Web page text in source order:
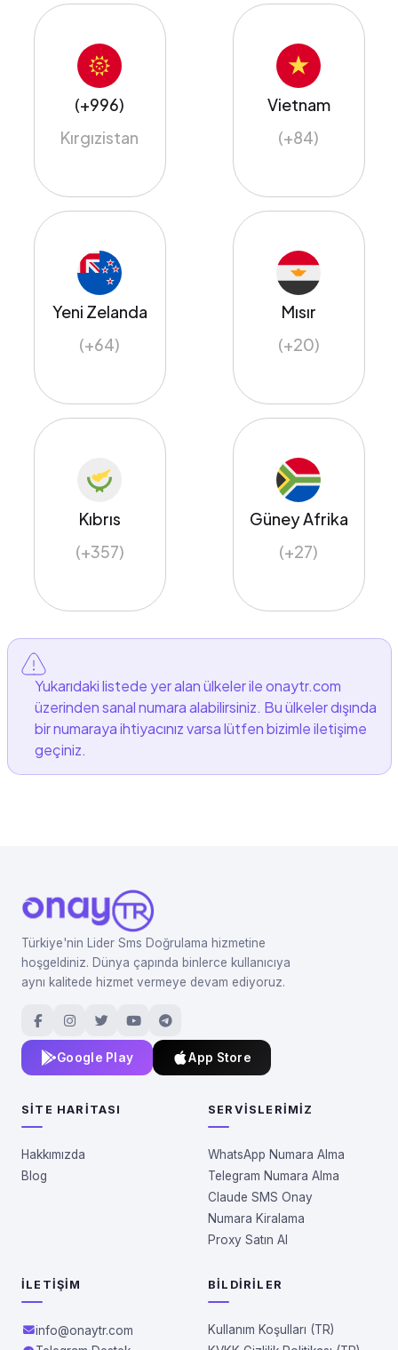
(+996)
Kırgızistan
Vietnam
(+84)
Yeni Zelanda
(+64)
Mısır
(+20)
Kıbrıs
(+357)
Güney Afrika
(+27)
Yukarıdaki listede yer alan ülkeler ile onaytr.com
üzerinden sanal numara alabilirsiniz. Bu ülkeler dışında
bir numaraya ihtiyacınız varsa lütfen bizimle iletişime
geçiniz.
Türkiye'nin Lider Sms Doğrulama hizmetine
hoşgeldiniz. Dünya çapında binlerce kullanıcıya
aynı kalitede hizmet vermeye devam ediyoruz.
Google Play App Store
SITE HARITASI
Hakkımızda
Blog
SERVISLERIMIZ
WhatsApp Numara Alma
Telegram Numara Alma
Claude SMS Onay
Numara Kiralama
Proxy Satın Al
İLETIŞIM
info@onaytr.com
BILDIRILER
Kullanım Koşulları (TR)